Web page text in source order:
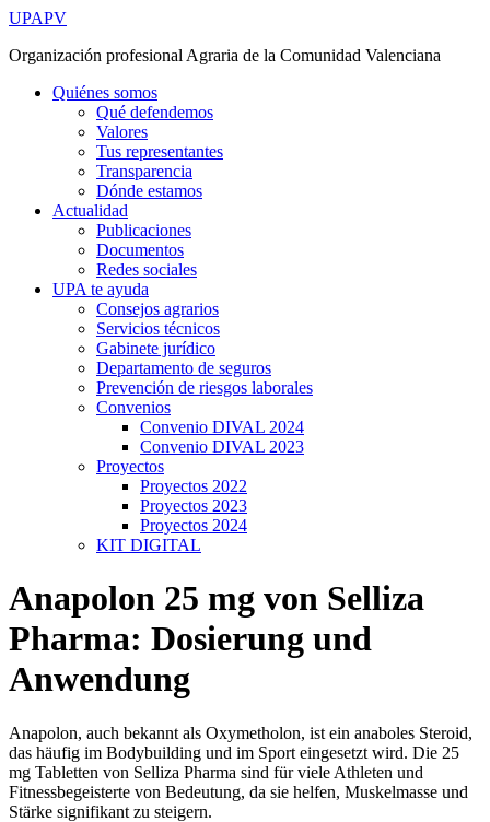
Ir
contenido
UPAPV
Organización profesional Agraria de la Comunidad Valenciana
Quiénes somos
Qué defendemos
Valores
Tus representantes
Transparencia
Dónde estamos
Actualidad
Publicaciones
Documentos
Redes sociales
UPA te ayuda
Consejos agrarios
Servicios técnicos
Gabinete jurídico
Departamento de seguros
Prevención de riesgos laborales
Convenios
Convenio DIVAL 2024
Convenio DIVAL 2023
Proyectos
Proyectos 2022
Proyectos 2023
Proyectos 2024
KIT DIGITAL
Anapolon 25 mg von Selliza
Pharma: Dosierung und
Anwendung
Anapolon, auch bekannt als Oxymetholon, ist ein anaboles Steroid,
das häufig im Bodybuilding und im Sport eingesetzt wird. Die 25
mg Tabletten von Selliza Pharma sind für viele Athleten und
Fitnessbegeisterte von Bedeutung, da sie helfen, Muskelmasse und
Stärke signifikant zu steigern.